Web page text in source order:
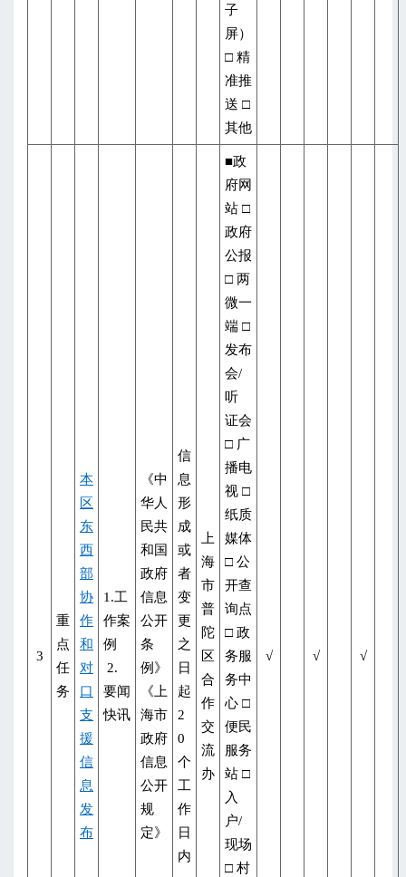
子
屏）
□ 精
准推
送 □
其他
3
重
点
任
务
本
区
东
西
部
协
作
和
对
口
支
援
信
息
发
布
1.工
作案
例
2.
要闻
快讯
《中
华人
民共
和国
政府
信息
公开
条
例》
《上
海市
政府
信息
公开
规
定》
信
息
形
成
或
者
变
更
之
日
起
2
0
个
工
作
日
内
上
海
市
普
陀
区
合
作
交
流
办
■政
府网
站 □
政府
公报
□ 两
微一
端 □
发布
会/
听
证会
□ 广
播电
视 □
纸质
媒体
□ 公
开查
询点
□ 政
务服
务中
心 □
便民
服务
站 □
入
户/
现场
□ 村
√ √ √